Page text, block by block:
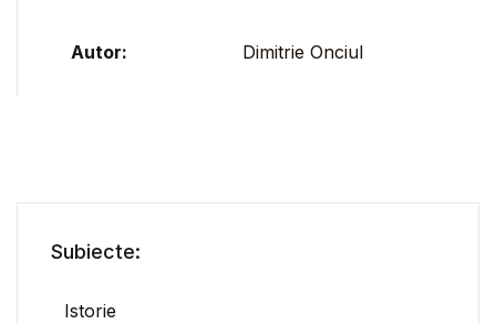
Autor: Dimitrie Onciul
Subiecte:
Istorie